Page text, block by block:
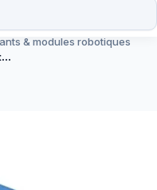
& modules robotiques
Carte driver motor BTS7960 – 40A